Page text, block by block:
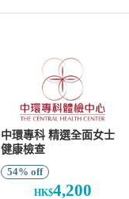
中環專科 精選全面女士
健康檢查
54% off
HK$4,200